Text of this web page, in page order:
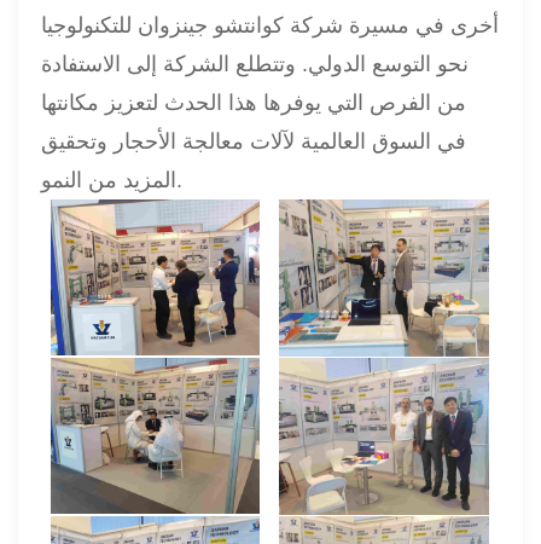
أخرى في مسيرة شركة كوانتشو جينزوان للتكنولوجيا
نحو التوسع الدولي. وتتطلع الشركة إلى الاستفادة
من الفرص التي يوفرها هذا الحدث لتعزيز مكانتها
في السوق العالمية لآلات معالجة الأحجار وتحقيق
المزيد من النمو.